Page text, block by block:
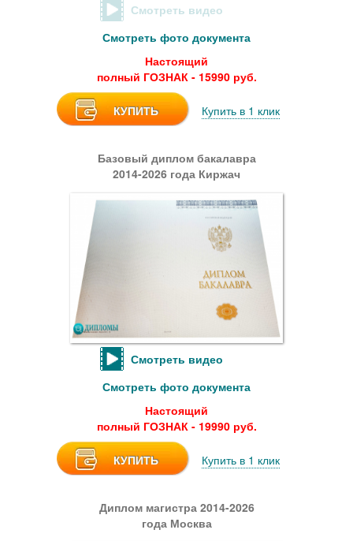
Смотреть видео
Смотреть фото документа
Настоящий
полный ГОЗНАК - 15990 руб.
КУПИТЬ Купить в 1 клик
Базовый диплом бакалавра
2014-2026 года Киржач
Смотреть видео
Смотреть фото документа
Настоящий
полный ГОЗНАК - 19990 руб.
КУПИТЬ Купить в 1 клик
Диплом магистра 2014-2026
года Москва